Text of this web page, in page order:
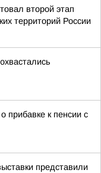
второй этап
территорий России
прибавке к пенсии с
представили